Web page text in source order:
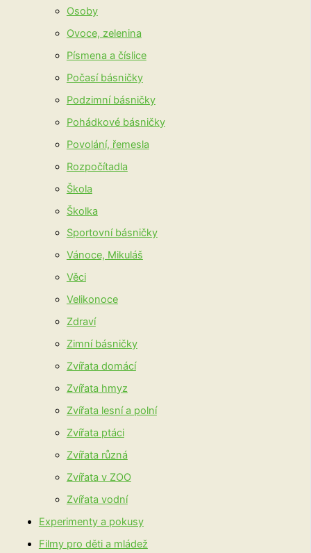
Osoby
Ovoce, zelenina
Písmena a číslice
Počasí básničky
Podzimní básničky
Pohádkové básničky
Povolání, řemesla
Rozpočítadla
Škola
Školka
Sportovní básničky
Vánoce, Mikuláš
Věci
Velikonoce
Zdraví
Zimní básničky
Zvířata domácí
Zvířata hmyz
Zvířata lesní a polní
Zvířata ptáci
Zvířata různá
Zvířata v ZOO
Zvířata vodní
Experimenty a pokusy
Filmy pro děti a mládež